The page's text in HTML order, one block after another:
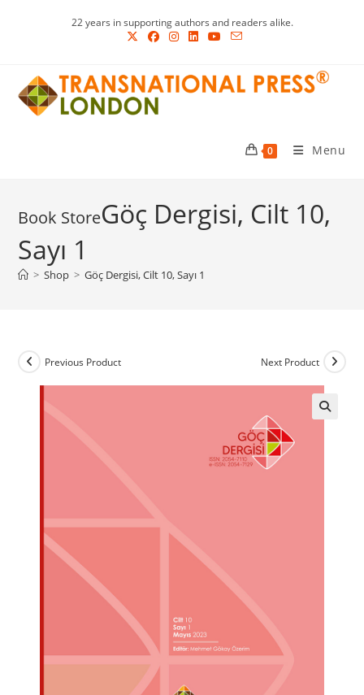
22 years in supporting authors and readers alike.
0 Menu
Göç Dergisi, Cilt 10,
Sayı 1
> Shop > Göç Dergisi, Cilt 10, Sayı 1
Previous Product Next Product